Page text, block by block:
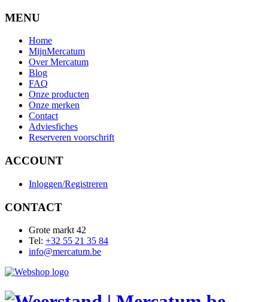
MENU
Home
MijnMercatum
Over Mercatum
Blog
FAQ
Onze producten
Onze merken
Contact
Adviesfiches
Reserveren voorschrift
ACCOUNT
Inloggen/Registreren
CONTACT
Grote markt 42
Tel: +32 55 21 35 84
info@mercatum.be